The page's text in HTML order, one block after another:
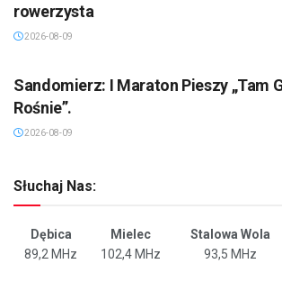
rowerzysta
2026-08-09
Sandomierz: I Maraton Pieszy „Tam
Rośnie”.
2026-08-09
Słuchaj Nas:
Dębica Mielec Stalowa Wola
89,2 MHz
102,4 MHz 93,5 MHz